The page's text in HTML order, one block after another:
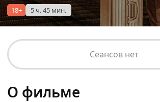
18+ 5 ч. 45 мин.
Сеансов нет
О фильме